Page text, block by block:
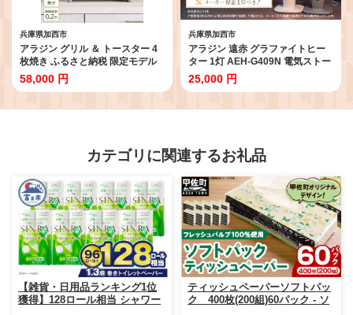
兵庫県加西市
アラジン グリル ＆ トースター 4
枚焼き ふるさと納税 限定モデル
緑 グリーン 調理家電 グラファイ
ト パン 焼く 調理器具 人気 インテ
遠赤グラファイト グリルパン グ
58,000 円
兵庫県加西市
アラジン 遠赤 グラファイトヒー
ター 1灯 AEH-G409N 電気ストー
ブ 室内 暖房 冬 インテリア コンパ
クト インテリア 家電 暖房 暖房器
ラファイト ストーブ ヒーター 電
25,000 円
カテゴリに関連するお礼品
【雑貨・日用品ランキング1位
獲得】128ロール相当 シャワー
ティッシュペーパーソフトパッ
ク 400枚(200組)60パック - ソ